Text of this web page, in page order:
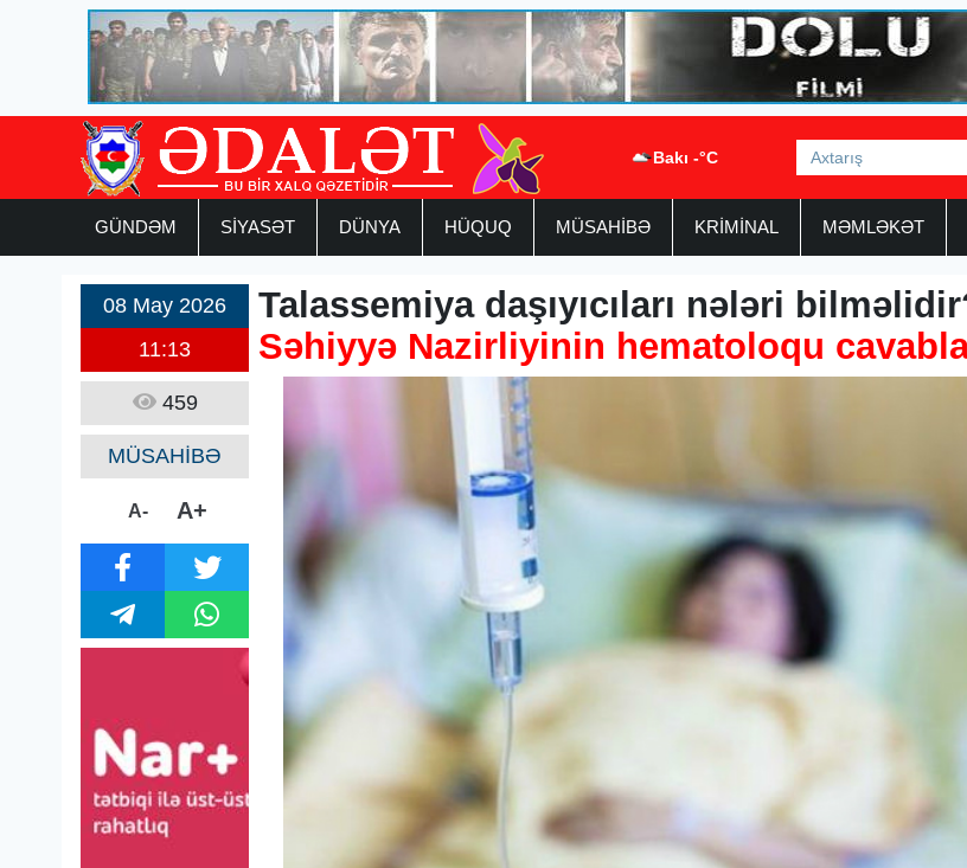
Bakı -°C
GÜNDƏM SİYASƏT DÜNYA HÜQUQ MÜSAHİBƏ KRİMİNAL MƏMLƏKƏT
08 May 2026
11:13
459
MÜSAHİBƏ
A- A+
Talassemiya daşıyıcıları nələri
Səhiyyə Nazirliyinin hematoloqu